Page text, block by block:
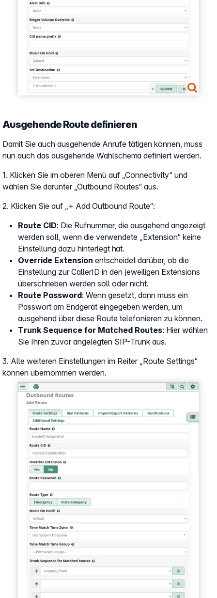
Ausgehende Route definieren
Damit Sie auch ausgehende Anrufe tätigen können, muss
nun auch das ausgehende Wahlschema definiert werden.
1. Klicken Sie im oberen Menü auf „Connectivity“ und
wählen Sie darunter „Outbound Routes“ aus.
2. Klicken Sie auf „+ Add Outbound Route“:
Route CID: Die Rufnummer, die ausgehend angezeigt
werden soll, wenn die verwendete „Extension“ keine
Einstellung dazu hinterlegt hat.
Override Extension entscheidet darüber, ob die
Einstellung zur CallerID in den jeweiligen Extensions
überschrieben werden soll oder nicht.
Route Password: Wenn gesetzt, dann muss ein
Passwort am Endgerät eingegeben werden, um
ausgehend über diese Route telefonieren zu können.
Trunk Sequence for Matched Routes: Hier wählen
Sie Ihren zuvor angelegten SIP-Trunk aus.
3. Alle weiteren Einstellungen im Reiter „Route Settings“
können übernommen werden.
Show larger version